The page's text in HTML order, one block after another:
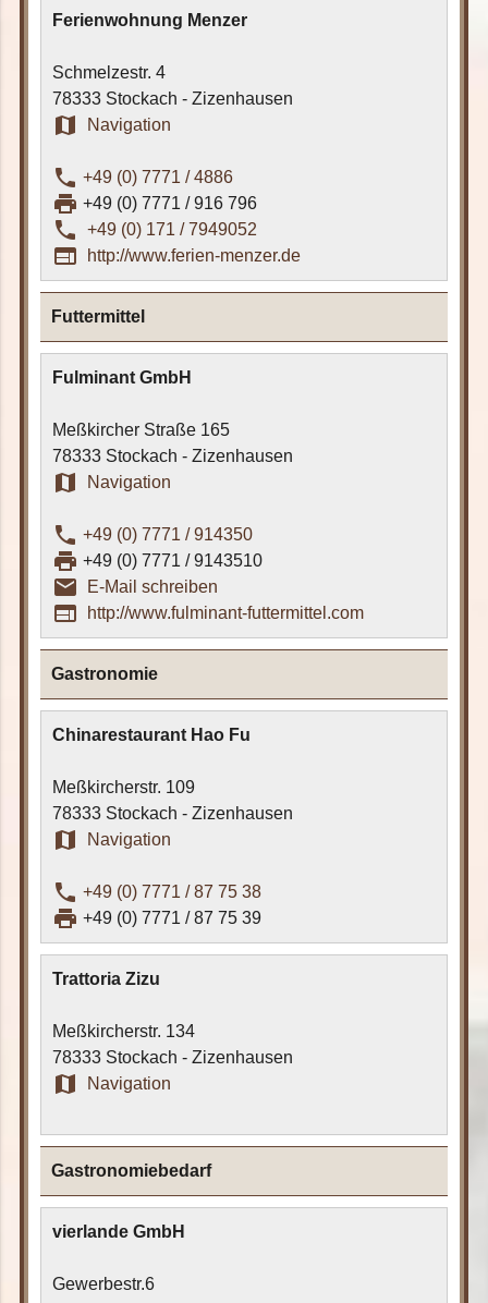
Ferienwohnung Menzer
Schmelzestr. 4
78333 Stockach - Zizenhausen
map Navigation
phone +49 (0) 7771 / 4886
print +49 (0) 7771 / 916 796
phone +49 (0) 171 / 7949052
web http://www.ferien-menzer.de
Futtermittel
Fulminant GmbH
Meßkircher Straße 165
78333 Stockach - Zizenhausen
map Navigation
phone +49 (0) 7771 / 914350
print +49 (0) 7771 / 9143510
email_outline
E-Mail schreiben
web http://www.fulminant-futtermittel.com
Gastronomie
Chinarestaurant Hao Fu
Meßkircherstr. 109
78333 Stockach - Zizenhausen
map Navigation
phone +49 (0) 7771 / 87 75 38
print +49 (0) 7771 / 87 75 39
Trattoria Zizu
Meßkircherstr. 134
78333 Stockach - Zizenhausen
map Navigation
Gastronomiebedarf
vierlande GmbH
Gewerbestr.6